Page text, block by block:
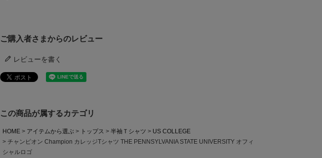
ご購入者さまからのレビュー
レビューを書く
この商品が属するカテゴリ
HOME アイテムから選ぶ トップス 半袖Ｔシャツ
US COLLEGE
チャンピオン Champion カレッジTシャツ THE PENNSYLVANIA STATE UNIVERSITY オフィ
シャルロゴ